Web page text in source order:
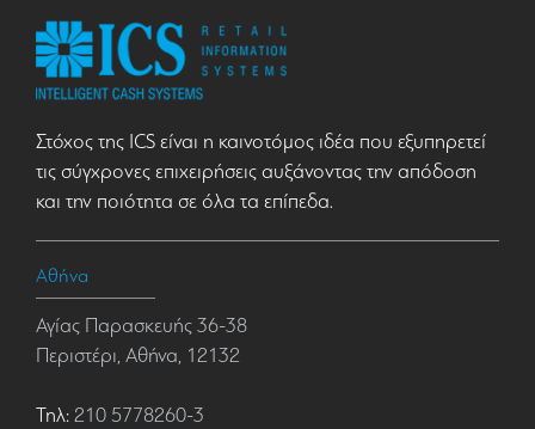
Στόχος της ICS είναι η καινοτόμος ιδέα που εξυπηρετεί
τις σύγχρονες επιχειρήσεις αυξάνοντας την απόδοση
και την ποιότητα σε όλα τα επίπεδα.
Αθήνα
Αγίας Παρασκευής 36-38
Περιστέρι, Αθήνα, 12132
Τηλ: 210 5778260-3